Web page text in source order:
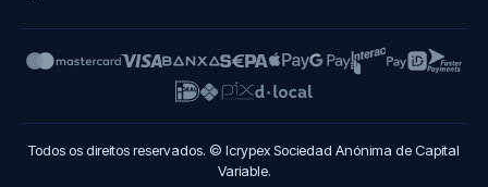
Todos os direitos reservados. © Icrypex Sociedad Anónima de Capital
Variable.